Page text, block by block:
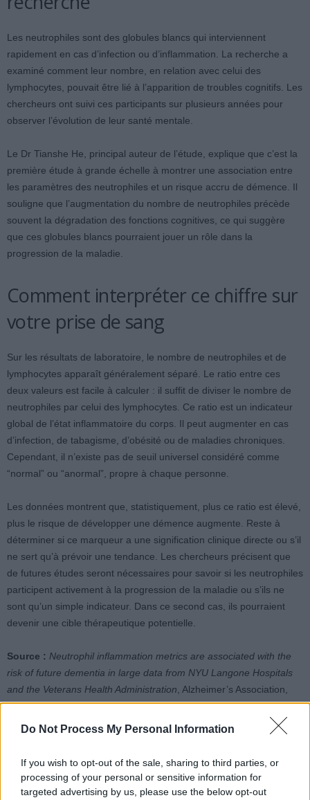
Do Not Process My Personal Information
If you wish to opt-out of the sale, sharing to third parties, or
processing of your personal or sensitive information for
targeted advertising by us, please use the below opt-out
Les neutrophiles sont des globules blancs qui interviennent
rapidement en cas d’infection ou d’inflammation. La recherche a
examiné comment leur nombre, en relation avec celui des
lymphocytes, pouvait être lié à l’apparition de troubles cognitifs. Les
chercheurs ont suivi ces participants sur plusieurs années pour
observer l’évolution de leur santé mentale.
Le Dr Tianshe He, principal auteur de l’étude, explique que c’est la
première étude à grande échelle à montrer une association entre
les paramètres des neutrophiles et un risque accru de démence. Il
souligne que l’augmentation du nombre de neutrophiles précède
souvent la dégradation des fonctions cognitives, ce qui suggère
que ces globules blancs pourraient jouer un rôle dans la
progression de la maladie.
Comment interpréter ce chiffre sur
votre prise de sang
Sur les résultats de laboratoire, le nombre de neutrophiles et de
lymphocytes apparaît généralement séparé. Le ratio entre ces
deux valeurs est facile à calculer : il suffit de diviser le nombre de
neutrophiles par celui des lymphocytes. Ce ratio est un indicateur
global de l’état inflammatoire du corps. Il peut augmenter en cas
d’infection, de tabagisme, d’obésité ou de maladies chroniques.
Cependant, il n’existe pas de seuil universel considéré comme
“normal” ou “anormal”, propre à chaque personne.
Les données montrent que, statistiquement, plus ce ratio est élevé,
plus le risque de développer une démence augmente. Reste à
déterminer si ce marqueur a une signification clinique directe ou s’il
ne sert qu’à prévoir une tendance. Les chercheurs précisent que
de futures études seront nécessaires pour savoir si les neutrophiles
participent activement à la progression de la maladie ou s’ils ne
sont qu’un simple indicateur. Dans ce second cas, ils pourraient
devenir une cible thérapeutique potentielle.
Source : Neutrophil inflammation metrics are associated with the
risk of future dementia in large data from NYU Langone Hospitals
and the Veterans Health Administration , Alzheimer’s Association,
avril 2026